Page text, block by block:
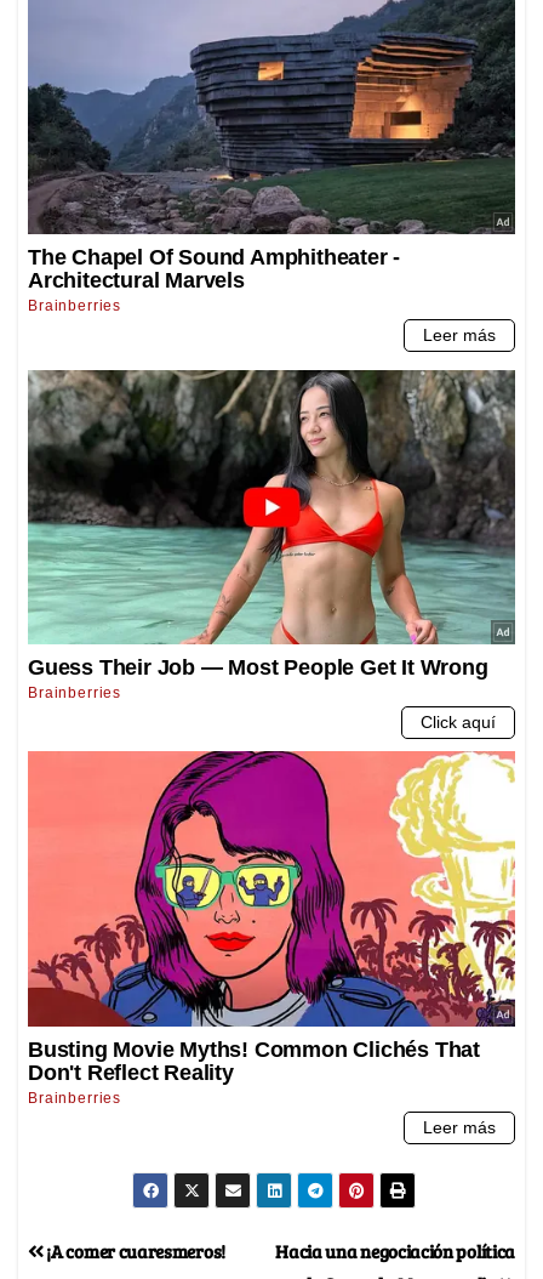
Hacia una negociación política
¡A comer cuaresmeros!